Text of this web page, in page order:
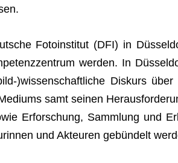
Foto­in­sti­tut (DFI) in
wer­den. In
)wissenschaftliche Dis­kurs
samt sei­nen
Erfor­schung, Samm­lung und
und Akteu­ren gebün­delt